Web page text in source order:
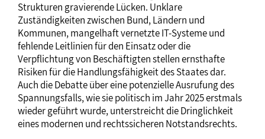
Strukturen gravierende Lücken. Unklare
Zuständigkeiten zwischen Bund, Ländern und
Kommunen, mangelhaft vernetzte IT-Systeme und
fehlende Leitlinien für den Einsatz oder die
Verpflichtung von Beschäftigten stellen ernsthafte
Risiken für die Handlungsfähigkeit des Staates dar.
Auch die Debatte über eine potenzielle Ausrufung des
Spannungsfalls, wie sie politisch im Jahr 2025 erstmals
wieder geführt wurde, unterstreicht die Dringlichkeit
eines modernen und rechtssicheren Notstandsrechts.